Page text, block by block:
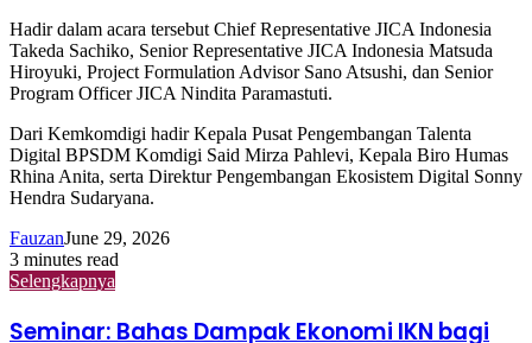
Hadir dalam acara tersebut Chief Representative JICA Indonesia
Takeda Sachiko, Senior Representative JICA Indonesia Matsuda
Hiroyuki, Project Formulation Advisor Sano Atsushi, dan Senior
Program Officer JICA Nindita Paramastuti.
Dari Kemkomdigi hadir Kepala Pusat Pengembangan Talenta
Digital BPSDM Komdigi Said Mirza Pahlevi, Kepala Biro Humas
Rhina Anita, serta Direktur Pengembangan Ekosistem Digital Sonny
Hendra Sudaryana.
FauzanJune 29, 2026
3 minutes read
Selengkapnya
Seminar: Bahas Dampak Ekonomi IKN bagi